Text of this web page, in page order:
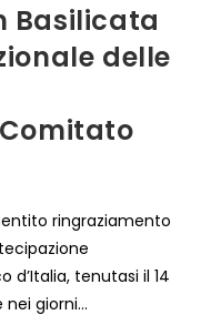
Basilicata
delle
ringraziamento
d’Italia, tenutasi il 14
nei giorni…